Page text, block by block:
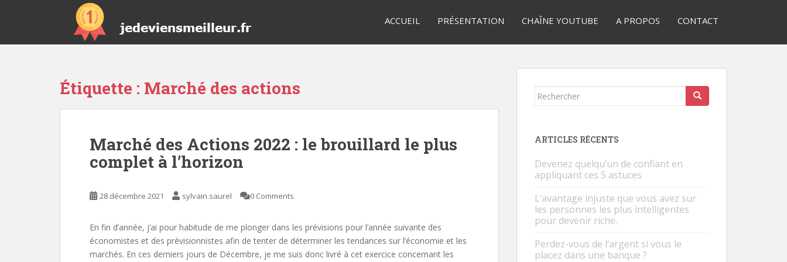
p
ACCUEIL PRÉSENTATION CHAÎNE YOUTUBE A PROPOS CONTACT
Étiquette : Marché des actions
Marché des Actions 2022 : le brouillard le plus
complet à l’horizon
28 décembre 2021 sylvain.saurel 0 Comments
En fin d’année, j’ai pour habitude de me plonger dans les prévisions pour l’année suivante des
économistes et des prévisionnistes afin de tenter de déterminer les tendances sur l’économie et les
marchés. En ces derniers jours de Décembre, je me suis donc livré à cet exercice concernant les
Rechercher...
ARTICLES RÉCENTS
Devenez quelqu’un de confiant en
appliquant ces 5 astuces
L’avantage injuste que vous avez sur
les personnes les plus intelligentes
pour devenir riche.
Perdez-vous de l’argent si vous le
placez dans une banque ?